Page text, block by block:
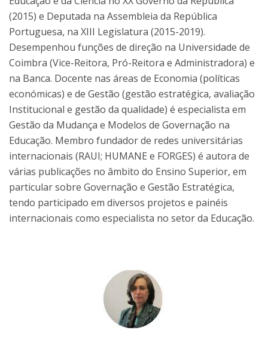
(2015) e Deputada na Assembleia da República
Portuguesa, na XIII Legislatura (2015-2019).
Desempenhou funções de direção na Universidade de
Coimbra (Vice-Reitora, Pró-Reitora e Administradora) e
na Banca. Docente nas áreas de Economia (políticas
económicas) e de Gestão (gestão estratégica, avaliação
Institucional e gestão da qualidade) é especialista em
Gestão da Mudança e Modelos de Governação na
Educação. Membro fundador de redes universitárias
internacionais (RAUI; HUMANE e FORGES) é autora de
várias publicações no âmbito do Ensino Superior, em
particular sobre Governação e Gestão Estratégica,
tendo participado em diversos projetos e painéis
internacionais como especialista no setor da Educação.